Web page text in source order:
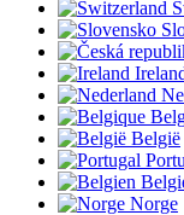
België
Norge